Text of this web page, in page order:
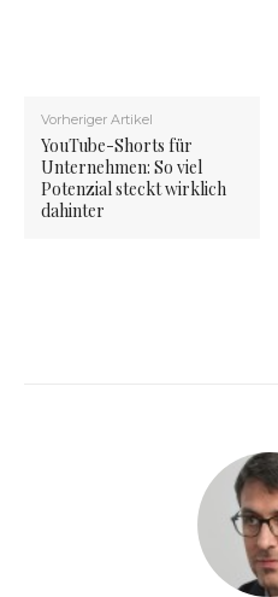
Vorheriger Artikel
YouTube-Shorts für
Unternehmen: So viel
Potenzial steckt wirklich
dahinter